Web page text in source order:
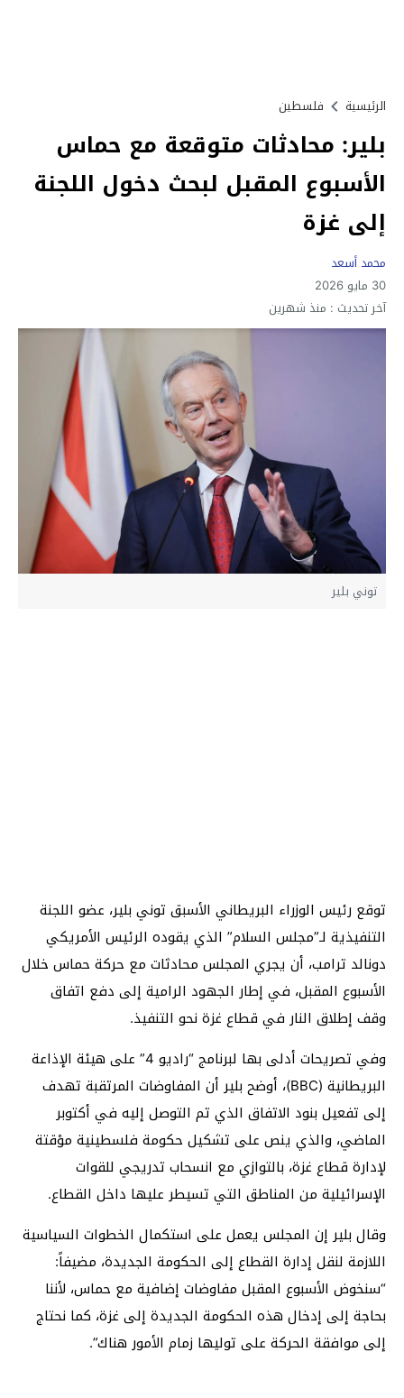
الرئيسية فلسطين
بلير: محادثات متوقعة مع حماس
الأسبوع المقبل لبحث دخول اللجنة
إلى غزة
محمد أسعد
30 مايو 2026
آخر تحديث : منذ شهرين
توني بلير
توقع رئيس الوزراء البريطاني الأسبق توني بلير، عضو اللجنة
التنفيذية لـ”مجلس السلام” الذي يقوده الرئيس الأمريكي
دونالد ترامب، أن يجري المجلس محادثات مع حركة حماس خلال
الأسبوع المقبل، في إطار الجهود الرامية إلى دفع اتفاق
وقف إطلاق النار في قطاع غزة نحو التنفيذ.
وفي تصريحات أدلى بها لبرنامج “راديو 4” على هيئة الإذاعة
البريطانية (BBC)، أوضح بلير أن المفاوضات المرتقبة تهدف
إلى تفعيل بنود الاتفاق الذي تم التوصل إليه في أكتوبر
الماضي، والذي ينص على تشكيل حكومة فلسطينية مؤقتة
لإدارة قطاع غزة، بالتوازي مع انسحاب تدريجي للقوات
الإسرائيلية من المناطق التي تسيطر عليها داخل القطاع.
وقال بلير إن المجلس يعمل على استكمال الخطوات السياسية
اللازمة لنقل إدارة القطاع إلى الحكومة الجديدة، مضيفاً:
“سنخوض الأسبوع المقبل مفاوضات إضافية مع حماس، لأننا
بحاجة إلى إدخال هذه الحكومة الجديدة إلى غزة، كما نحتاج
إلى موافقة الحركة على توليها زمام الأمور هناك”.